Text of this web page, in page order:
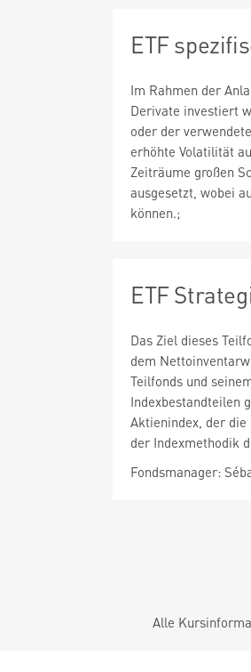
ETF
Im Rahmen der
Derivate investiert
oder der
erhöhte Volatilität
Zeiträume großen
ausgesetzt, wobei
können.;
ETF
Das Ziel dieses
dem
Teilfonds und
Indexbestandteilen
Aktienindex, der
der Indexmethodik
Fondsmanager:
Alle